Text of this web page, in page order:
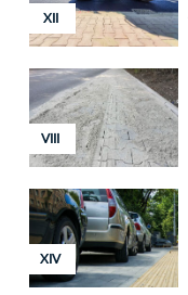
XII
XVIII
XVIII
VIII
XVIII
XVIII
XIV